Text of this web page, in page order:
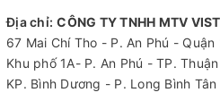
Địa chỉ: CÔNG TY TNHH MTV
67 Mai Chí Tho - P. An Phú - Quận
Khu phố 1A- P. An Phú - TP.
KP. Bình Dương - P. Long Bình